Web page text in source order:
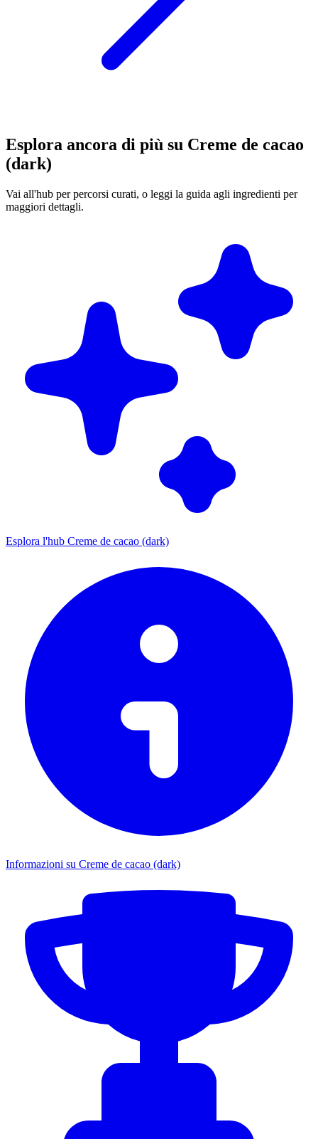
Esplora ancora di più su Creme de cacao
(dark)
Vai all'hub per percorsi curati, o leggi la guida agli ingredienti per
maggiori dettagli.
Esplora l'hub Creme de cacao (dark)
Informazioni su Creme de cacao (dark)